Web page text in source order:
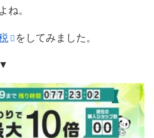
ね。
をしてみました。